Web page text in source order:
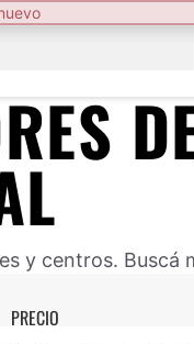
y centros. Buscá
PRECIO